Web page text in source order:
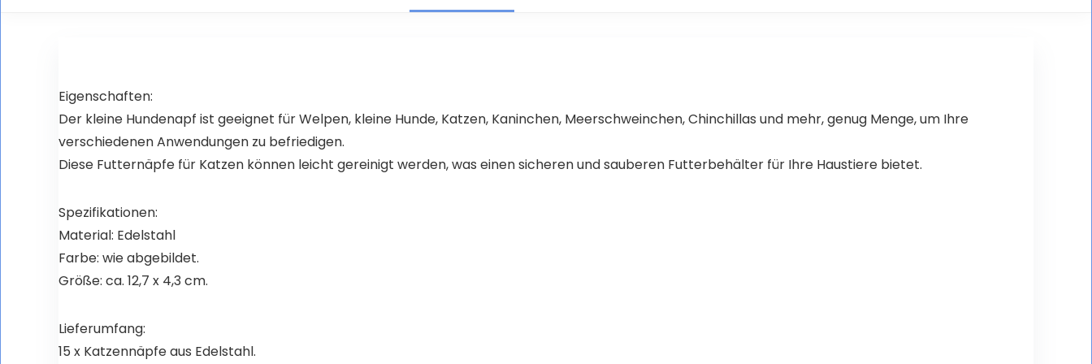
Eigenschaften:
Der kleine Hundenapf ist geeignet für Welpen, kleine Hunde, Katzen, Kaninchen, Meerschweinchen, Chinchillas und mehr, genug Menge, um Ihre
verschiedenen Anwendungen zu befriedigen.
Diese Futternäpfe für Katzen können leicht gereinigt werden, was einen sicheren und sauberen Futterbehälter für Ihre Haustiere bietet.
Spezifikationen:
Material: Edelstahl
Farbe: wie abgebildet.
Größe: ca. 12,7 x 4,3 cm.
Lieferumfang:
15 x Katzennäpfe aus Edelstahl.